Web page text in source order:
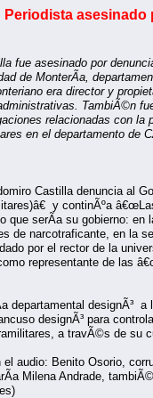
Periodista
fue asesinado por
de MonterÃ­a,
era director y
TambiÃ©n
relacionadas con
en el departamento de
Castilla denuncia al
y continÃºa
que serÃ­a su gobierno: en
de narcotraficante, en la
por el rector de la
representante de las
departamental designÃ³
designÃ³ para
a travÃ©s de su
el audio: Benito Osorio,
Milena Andrade,